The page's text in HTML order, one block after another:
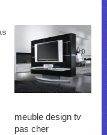
meuble design tv
pas cher